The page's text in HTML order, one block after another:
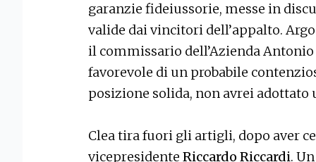
garanzie fideiussorie, messe in
valide dai vincitori dell’appalto.
il commissario dell’Azienda
favorevole di un probabile
posizione solida, non avrei
Clea tira fuori gli artigli, dopo aver
vicepresidente Riccardo Riccardi.